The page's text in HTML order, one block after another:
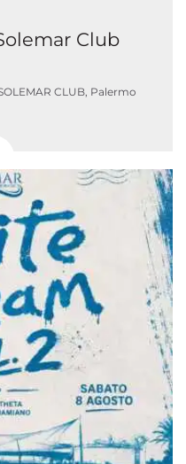
Club
CLUB, Palermo